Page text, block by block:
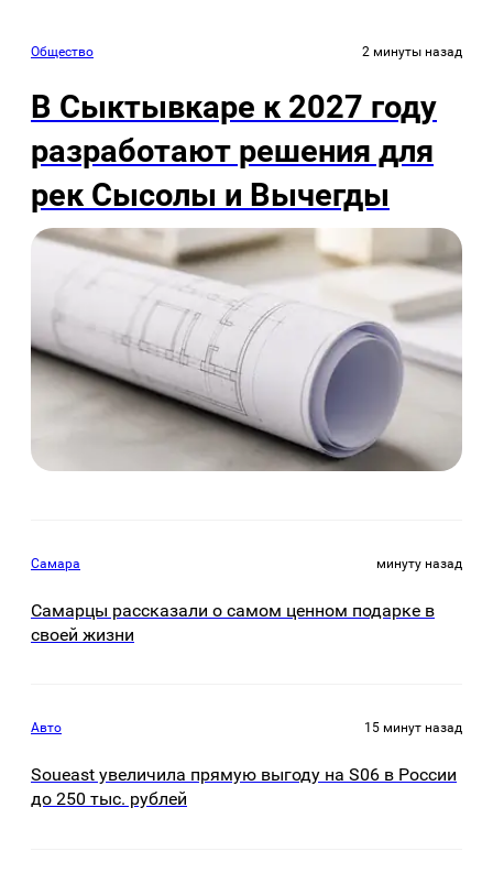
Общество 2 минуты назад
В Сыктывкаре к 2027 году
разработают решения для
рек Сысолы и Вычегды
Самара минуту назад
Самарцы рассказали о самом ценном подарке в
своей жизни
Авто 15 минут назад
Soueast увеличила прямую выгоду на S06 в России
до 250 тыс. рублей